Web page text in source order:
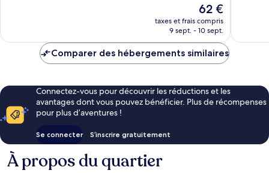
Le
nouveau
prix
de
62 €
taxes et frais compris
9 sept. - 10 sept.
Comparer des hébergements similaires
Connectez-vous pour découvrir les réductions et les
avantages dont vous pouvez bénéficier. Plus de récompenses
pour plus d’aventures !
Se connecter S’inscrire gratuitement
À propos du quartier